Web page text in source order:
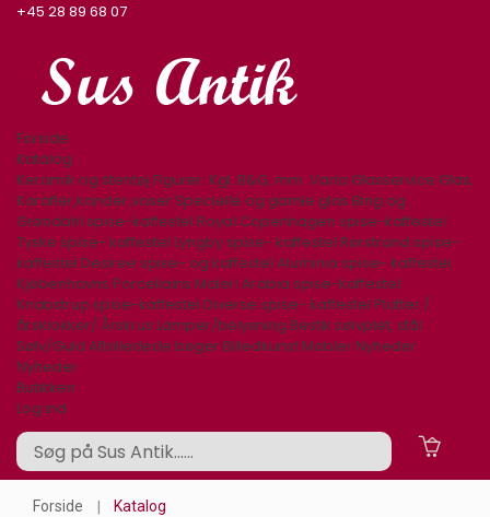
+45 28 89 68 07
Forside
Katalog
Keramik og stentøj Figurer. Kgl. B&G, mm. Varia Glasservice Glas,
Karafler,kander,vaser Specielle og gamle glas Bing og
Grøndahl spise-kaffestel Royal Copenhagen spise-kaffestel
Tyske spise- kaffestel Lyngby spise- kaffestel Rørstrand spise-
kaffestel Desiree spise- og kaffestel Aluminia spise- kaffestel
Kjøbenhavns Porcellains Maleri Arabia spise-kaffestel
Knabstrup spise-kaffestel Diverse spise- kaffestel Platter /
årsklokker/ Årskrus Lamper/belysning Bestik sølvplet, stål
Sølv/Guld Afbilledede bøger Billedkunst Møbler Nyheder
Nyheder
Butikken
Log ind
Forside Katalog